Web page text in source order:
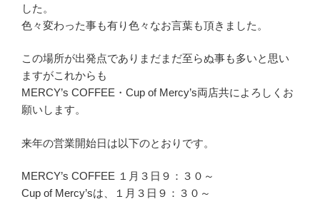
した。
色々変わった事も有り色々なお言葉も頂きました。
この場所が出発点でありまだまだ至らぬ事も多いと思い
ますがこれからも
MERCY’s COFFEE・Cup of Mercy’s両店共によろしくお
願いします。
来年の営業開始日は以下のとおりです。
MERCY’s COFFEE １月３日９：３０～
Cup of Mercy’sは、１月３日９：３０～